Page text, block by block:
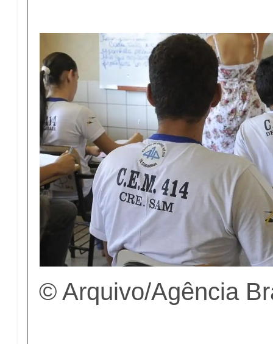
© Arquivo/Agência